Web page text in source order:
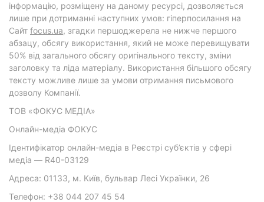
інформацію, розміщену на даному ресурсі, дозволяється
лише при дотриманні наступних умов: гіперпосилання на
Cайт focus.ua, згадки першоджерела не нижче першого
абзацу, обсягу використання, який не може перевищувати
50% від загального обсягу оригінального тексту, зміни
заголовку та ліда матеріалу. Використання більшого обсягу
тексту можливе лише за умови отримання письмового
дозволу Компанії.
ТОВ «ФОКУС МЕДІА»
Онлайн-медіа ФОКУС
Ідентифікатор онлайн-медіа в Реєстрі суб’єктів у сфері
медіа — R40-03129
Адреса: 01133, м. Київ, бульвар Лесі Українки, 26
Телефон: +38 044 207 45 54